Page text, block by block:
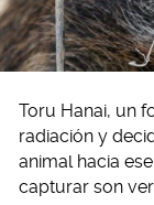
Toru Hanai, un
radiación y
animal hacia
capturar son